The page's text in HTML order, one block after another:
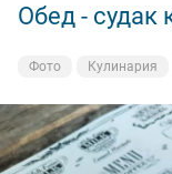
Обед - судак
Фото Кулинария
Вечерка.
Фото На рыбалке